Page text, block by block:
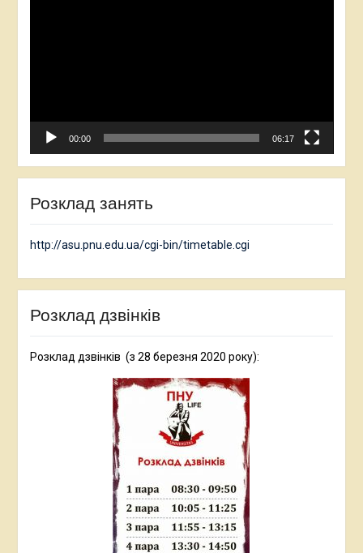
00:00 06:17
Розклад занять
http://asu.pnu.edu.ua/cgi-bin/timetable.cgi
Розклад дзвінків
Розклад дзвінків (з 28 березня 2020 року):